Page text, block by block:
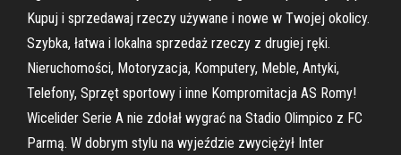
Kupuj i sprzedawaj rzeczy używane i nowe w Twojej okolicy.
Szybka, łatwa i lokalna sprzedaż rzeczy z drugiej ręki.
Nieruchomości, Motoryzacja, Komputery, Meble, Antyki,
Telefony, Sprzęt sportowy i inne Kompromitacja AS Romy!
Wicelider Serie A nie zdołał wygrać na Stadio Olimpico z FC
Parmą. W dobrym stylu na wyjeździe zwyciężył Inter